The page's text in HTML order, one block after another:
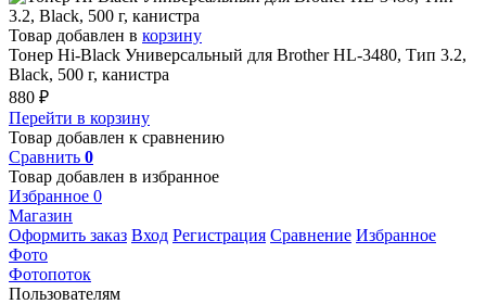
Товар добавлен в корзину
Тонер Hi-Black Универсальный для Brother HL-3480, Тип 3.2,
Black, 500 г, канистра
880 ₽
Перейти в корзину
Товар добавлен к сравнению
Сравнить 0
Товар добавлен в избранное
Избранное 0
Магазин
Оформить заказ Вход Регистрация Сравнение Избранное
Фото
Фотопоток
Пользователям